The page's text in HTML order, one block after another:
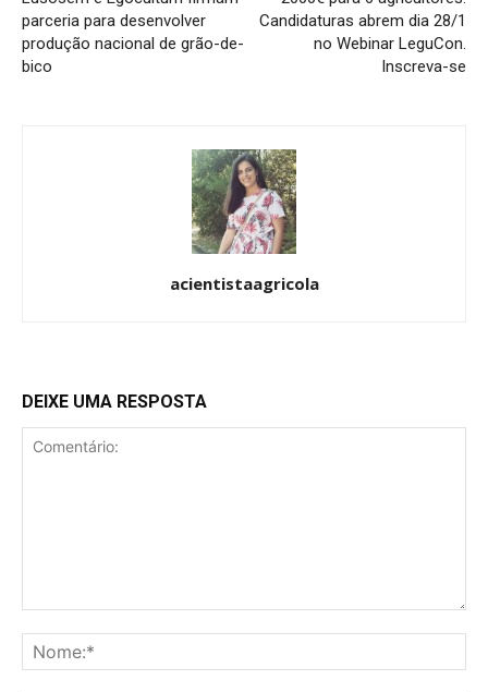
parceria para desenvolver
produção nacional de grão-de-
bico
Candidaturas abrem dia 28/1
no Webinar LeguCon.
Inscreva-se
acientistaagricola
DEIXE UMA RESPOSTA